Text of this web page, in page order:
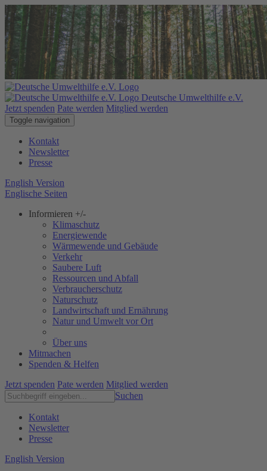
Deutsche Umwelthilfe e.V.
Jetzt spenden Pate werden Mitglied werden
Toggle navigation
Kontakt
Newsletter
Presse
English Version
Englische Seiten
Informieren +/-
Klimaschutz
Energiewende
Wärmewende und Gebäude
Verkehr
Saubere Luft
Ressourcen und Abfall
Verbraucherschutz
Naturschutz
Landwirtschaft und Ernährung
Natur und Umwelt vor Ort
Über uns
Mitmachen
Spenden & Helfen
Jetzt spenden Pate werden Mitglied werden
Suchen
Kontakt
Newsletter
Presse
English Version